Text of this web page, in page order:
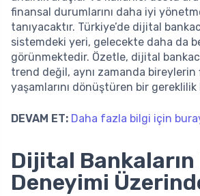
finansal durumlarını daha iyi
tanıyacaktır. Türkiye’de dijital
sistemdeki yeri, gelecekte daha da
görünmektedir. Özetle, dijital
trend değil, aynı zamanda bireylerin
yaşamlarını dönüştüren bir
DEVAM ET: Daha fazla bilgi için
Dijital Bankaların
Deneyimi